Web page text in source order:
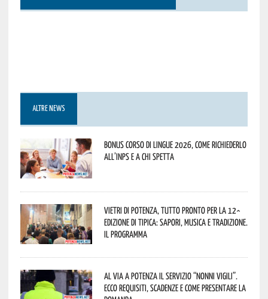
ALTRE NEWS
Bonus corso di lingue 2026, come richiederlo
all’INPS e a chi spetta
Vietri di Potenza, tutto pronto per la 12^
Edizione di Tipica: sapori, musica e tradizione.
Il programma
Al via a Potenza il servizio “Nonni Vigili”.
Ecco requisiti, scadenze e come presentare la